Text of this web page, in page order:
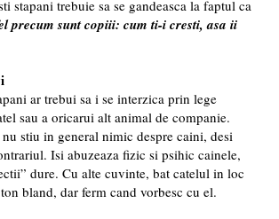
stapani trebuie sa se gandeasca la faptul ca
precum sunt copiii: cum ti-i cresti, asa ii
ar trebui sa i se interzica prin lege
sau a oricarui alt animal de companie.
stiu in general nimic despre caini, desi
Isi abuzeaza fizic si psihic cainele,
dure. Cu alte cuvinte, bat catelul in loc
bland, dar ferm cand vorbesc cu el.